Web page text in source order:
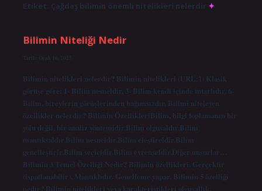
Etiket: Çağdaş bilimin önemli nitelikleri nelerdir
Bilimin Niteliği Nedir
Tarih: Ocak 16, 2025
Bilimin nitelikleri nelerdir? Bilimin nitelikleri (URL:1) Klasik
görüşe göre: 1- Bilim nesneldir, 3- Bilim kendi içinde tutarlıdır, 6-
Bilim, bireylerin görüşlerinden bağımsızdır. Bilimi niteleyen
özellikler nelerdir? Bilimin ÖzellikleriBilim, bilgi toplamanın bir
yolu değil, bir analiz yöntemidir.Bilim olgusaldır.Bilim
mantıksaldır.Bilim nesneldir.Bilim eleştireldir.Bilim
genelleştirir.Bilim seçicidir.Bilim evrenseldir.Diğer unsurlar…
Bilimin 3 Temel Özelliği Nedir? Bilimin özellikleri. Gerçektir
(ispatlanabilir). Mantıklıdır. Genelleme yapar. Bilimin 5 özelliği
nedir? Bilimin nitelikleri veya karakteristikleri olgusallık,